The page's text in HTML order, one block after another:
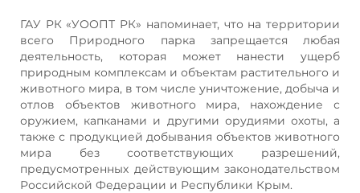
ГАУ РК «УООПТ РК» напоминает, что на территории
всего Природного парка запрещается любая
деятельность, которая может нанести ущерб
природным комплексам и объектам растительного и
животного мира, в том числе уничтожение, добыча и
отлов объектов животного мира, нахождение с
оружием, капканами и другими орудиями охоты, а
также с продукцией добывания объектов животного
мира без соответствующих разрешений,
предусмотренных действующим законодательством
Российской Федерации и Республики Крым.